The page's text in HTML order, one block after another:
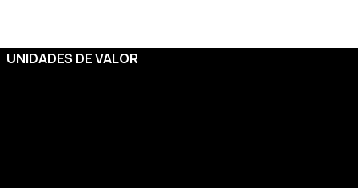
UNIDADES DE VALOR